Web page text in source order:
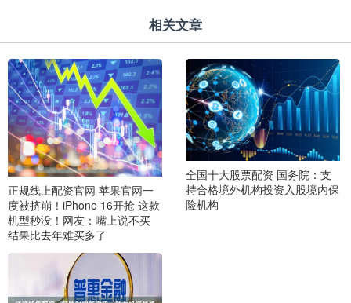
相关文章
正规线上配资官网 苹果官网一
度被挤崩！iPhone 16开抢 这款
机型秒没！网友：嘴上说不买
结果比去年难买多了
全国十大股票配资 国务院：支
持合格境外机构投资入股境内保
险机构